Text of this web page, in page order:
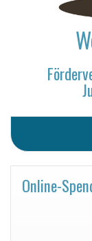
Online-